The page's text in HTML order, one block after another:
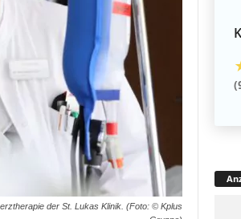
der St. Lukas Klinik. (Foto: © Kplus